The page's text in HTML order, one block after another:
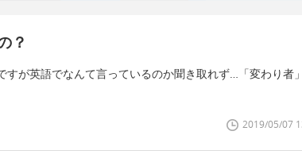
？
すが英語でなんて言っているのか聞き取れず…「変わり者
2019/05/07